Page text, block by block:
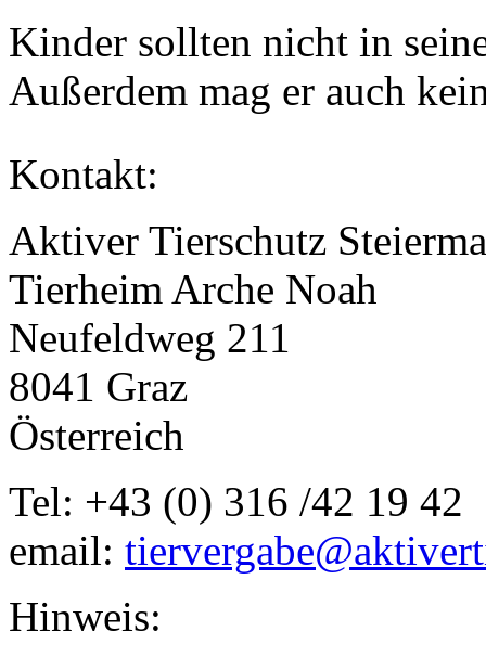
Kinder sollten nicht in
Außerdem mag er auch
Kontakt:
Aktiver Tierschutz
Tierheim Arche Noah
Neufeldweg 211
8041 Graz
Österreich
Tel: +43 (0) 316 /42 19 42
email:
Hinweis: